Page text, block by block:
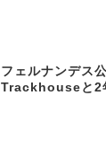
フェルナンデス
Trackhouseと2